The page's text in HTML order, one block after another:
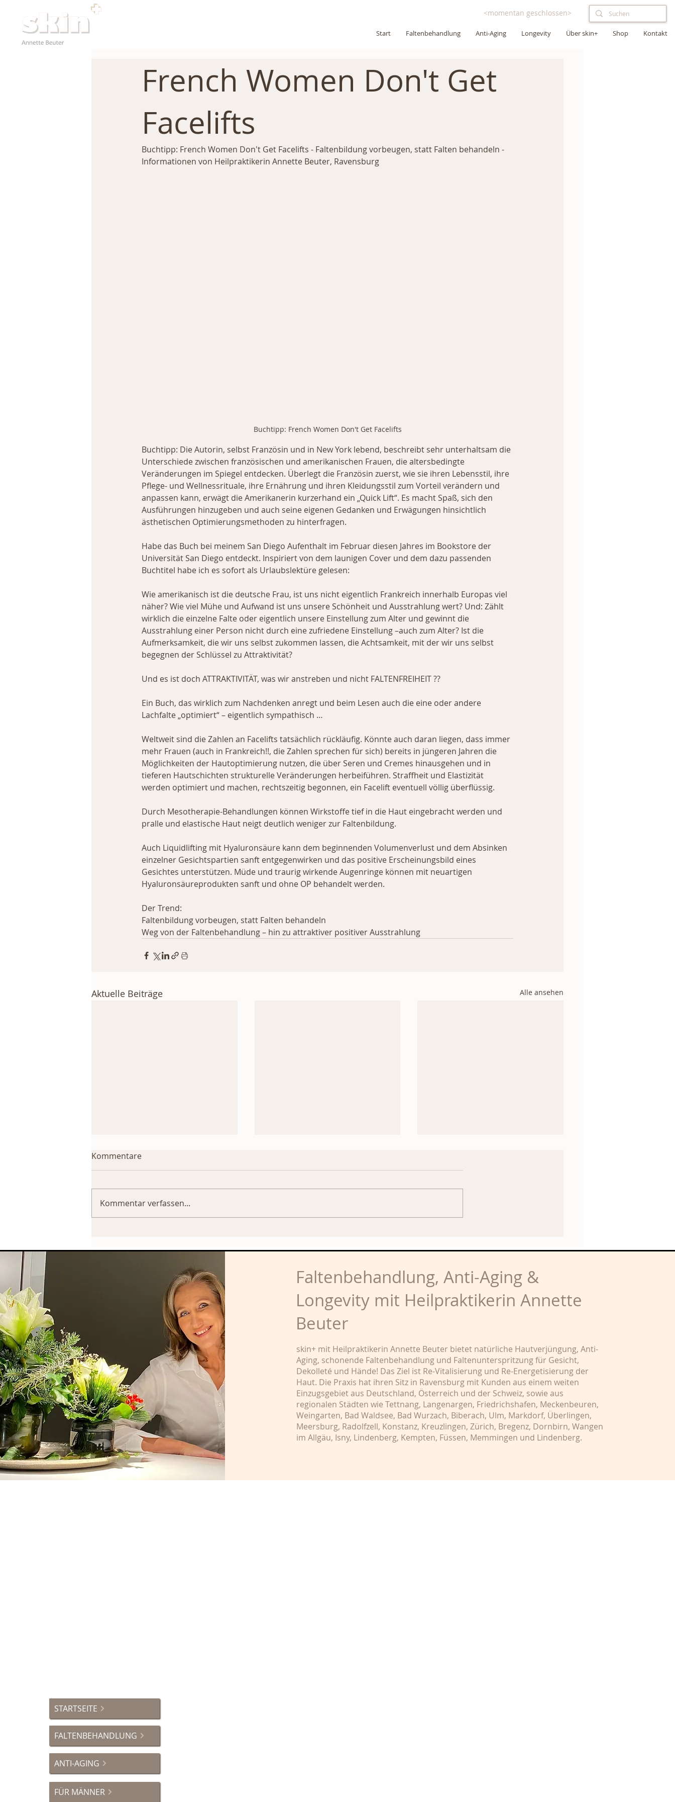
<momentan geschlossen>
Start Faltenbehandlung Anti-Aging Longevity Über skin+ Shop Kontakt
French Women Don't Get
Facelifts
Buchtipp: French Women Don't Get Facelifts - Faltenbildung vorbeugen, statt Falten behandeln -
Informationen von Heilpraktikerin Annette Beuter, Ravensburg
Buchtipp: French Women Don't Get Facelifts
Buchtipp: Die Autorin, selbst Französin und in New York lebend, beschreibt sehr unterhaltsam die
Unterschiede zwischen französischen und amerikanischen Frauen, die altersbedingte
Veränderungen im Spiegel entdecken. Überlegt die Französin zuerst, wie sie ihren Lebensstil, ihre
Pflege- und Wellnessrituale, ihre Ernährung und ihren Kleidungsstil zum Vorteil verändern und
anpassen kann, erwägt die Amerikanerin kurzerhand ein „Quick Lift“. Es macht Spaß, sich den
Ausführungen hinzugeben und auch seine eigenen Gedanken und Erwägungen hinsichtlich
ästhetischen Optimierungsmethoden zu hinterfragen.
Habe das Buch bei meinem San Diego Aufenthalt im Februar diesen Jahres im Bookstore der
Universität San Diego entdeckt. Inspiriert von dem launigen Cover und dem dazu passenden
Buchtitel habe ich es sofort als Urlaubslektüre gelesen:
Wie amerikanisch ist die deutsche Frau, ist uns nicht eigentlich Frankreich innerhalb Europas viel
näher? Wie viel Mühe und Aufwand ist uns unsere Schönheit und Ausstrahlung wert? Und: Zählt
wirklich die einzelne Falte oder eigentlich unsere Einstellung zum Alter und gewinnt die
Ausstrahlung einer Person nicht durch eine zufriedene Einstellung –auch zum Alter? Ist die
Aufmerksamkeit, die wir uns selbst zukommen lassen, die Achtsamkeit, mit der wir uns selbst
begegnen der Schlüssel zu Attraktivität?
Und es ist doch ATTRAKTIVITÄT, was wir anstreben und nicht FALTENFREIHEIT ??
Ein Buch, das wirklich zum Nachdenken anregt und beim Lesen auch die eine oder andere
Lachfalte „optimiert“ – eigentlich sympathisch …
Weltweit sind die Zahlen an Facelifts tatsächlich rückläufig. Könnte auch daran liegen, dass immer
mehr Frauen (auch in Frankreich!!, die Zahlen sprechen für sich) bereits in jüngeren Jahren die
Möglichkeiten der Hautoptimierung nutzen, die über Seren und Cremes hinausgehen und in
tieferen Hautschichten strukturelle Veränderungen herbeiführen. Straffheit und Elastizität
werden optimiert und machen, rechtszeitig begonnen, ein Facelift eventuell völlig überflüssig.
Durch Mesotherapie-Behandlungen können Wirkstoffe tief in die Haut eingebracht werden und
pralle und elastische Haut neigt deutlich weniger zur Faltenbildung.
Auch Liquidlifting mit Hyaluronsäure kann dem beginnenden Volumenverlust und dem Absinken
einzelner Gesichtspartien sanft entgegenwirken und das positive Erscheinungsbild eines
Gesichtes unterstützen. Müde und traurig wirkende Augenringe können mit neuartigen
Hyaluronsäureprodukten sanft und ohne OP behandelt werden.
Der Trend:
Faltenbildung vorbeugen, statt Falten behandeln
Weg von der Faltenbehandlung – hin zu attraktiver positiver Ausstrahlung
Aktuelle Beiträge Alle ansehen
aussehen!
mit Hyaluronsäure
Hautverjüngung
Kommentare
Kommentar verfassen...
Faltenbehandlung, Anti-Aging &
Longevity mit Heilpraktikerin Annette
Beuter
skin+ mit Heilpraktikerin Annette Beuter bietet natürliche Hautverjüngung, Anti-
Aging, schonende Faltenbehandlung und Faltenunterspritzung für Gesicht,
Dekolleté und Hände! Das Ziel ist Re-Vitalisierung und Re-Energetisierung der
Haut. Die Praxis hat ihren Sitz in Ravensburg mit Kunden aus einem weiten
Einzugsgebiet aus Deutschland, Österreich und der Schweiz, sowie aus
regionalen Städten wie Tettnang, Langenargen, Friedrichshafen, Meckenbeuren,
Weingarten, Bad Waldsee, Bad Wurzach, Biberach, Ulm, Markdorf, Überlingen,
Meersburg, Radolfzell, Konstanz, Kreuzlingen, Zürich, Bregenz, Dornbirn, Wangen
im Allgäu, Isny, Lindenberg, Kempten, Füssen, Memmingen und Lindenberg.
STARTSEITE
FALTENBEHANDLUNG
ANTI-AGING
FÜR MÄNNER